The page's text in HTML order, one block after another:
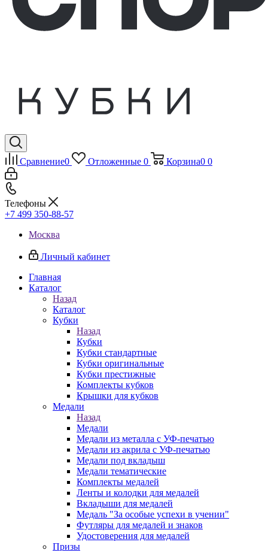
Сравнение0 Отложенные 0 Корзина0 0
Телефоны
+7 499 350-88-57
Москва
Личный кабинет
Главная
Каталог
Назад
Каталог
Кубки
Назад
Кубки
Кубки стандартные
Кубки оригинальные
Кубки престижные
Комплекты кубков
Крышки для кубков
Медали
Назад
Медали
Медали из металла с УФ-печатью
Медали из акрила с УФ-печатью
Медали под вкладыш
Медали тематические
Комплекты медалей
Ленты и колодки для медалей
Вкладыши для медалей
Медаль "За особые успехи в учении"
Футляры для медалей и знаков
Удостоверения для медалей
Призы